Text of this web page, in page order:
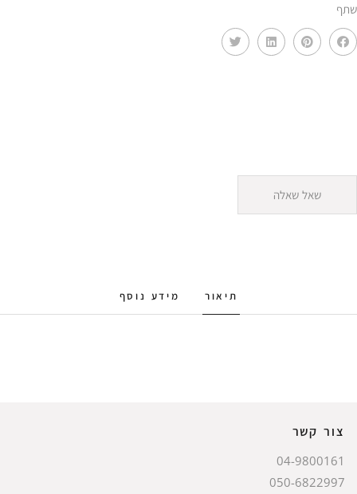
שתף
שאל שאלה
תיאור מידע נוסף
צור קשר
04-9800161
050-6822997